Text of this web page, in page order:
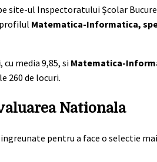
site-ul Inspectoratului Școlar
Matematica-Informatica,
, cu media 9,85, si Matematica-
260 de locuri.
Nationala
pentru a face o selectie